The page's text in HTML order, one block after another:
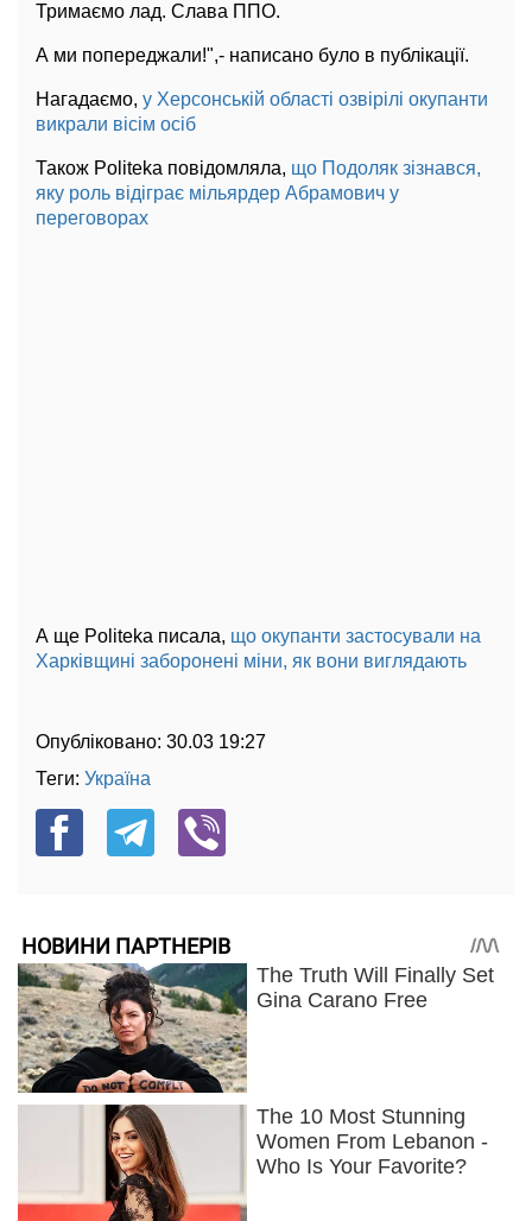
Тримаємо лад. Слава ППО.
А ми попереджали!",- написано було в публікації.
Нагадаємо, у Херсонській області озвірілі окупанти
викрали вісім осіб
Також Politeka повідомляла, що Подоляк зізнався,
яку роль відіграє мільярдер Абрамович у
переговорах
А ще Politeka писала, що окупанти застосували на
Харківщині заборонені міни, як вони виглядають
Опубліковано: 30.03 19:27
Теги: Україна